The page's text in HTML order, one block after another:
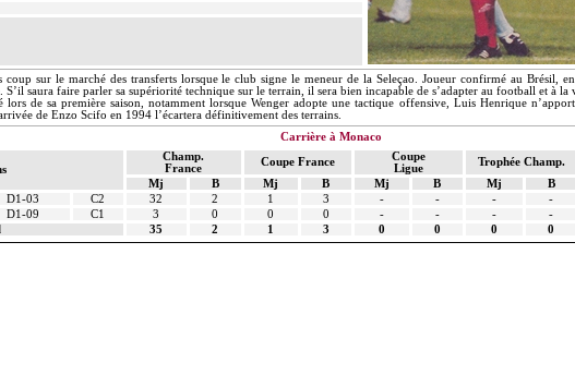
sur le marché des transferts lorsque le club signe le meneur delaSeleçao. Joueur confirmé au Brésil,
saura faire parler sa supériorité technique sur le terrain, il sera bien incapable de s’adapter au football et à la
lors de sa première saison, notamment lorsqueWenger adopte une tactique offensive, Luis Henrique
de Enzo Scifo en 1994 l’écartera définitivement des terrains.
Carrière à Monaco
Champ.
France
Coupe France
Coupe
Ligue
Trophée Champ.
Mj
B Mj B Mj B Mj B
D1-03 C2 32 2 1 3 - - - -
D1-09 C1 3 0 0 0 - - - -
35 2 1 3 0 0 0 0